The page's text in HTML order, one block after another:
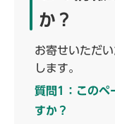
か？
お寄せいただ
します。
質問1：このペ
すか？